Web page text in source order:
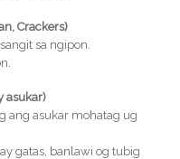
Crackers)
sa ngipon.
asukar)
ang asukar mohatag ug
gatas, banlawi og tubig